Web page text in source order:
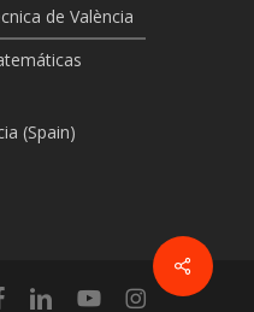
Share
de València
(Spain)
linkedinyoutubeinstagram